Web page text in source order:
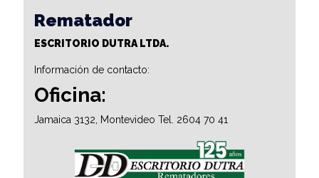
Rematador
ESCRITORIO DUTRA LTDA.
Información de contacto:
Oficina:
Jamaica 3132, Montevideo Tel. 2604 70 41